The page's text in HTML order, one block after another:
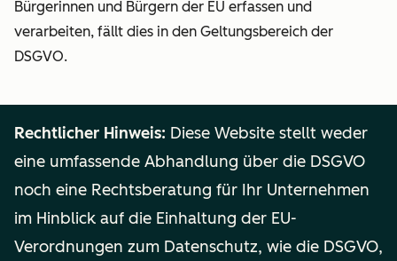
Bürgerinnen und Bürgern der EU erfassen und
verarbeiten, fällt dies in den Geltungsbereich der
DSGVO.
Rechtlicher Hinweis: Diese Website stellt weder
eine umfassende Abhandlung über die DSGVO
noch eine Rechtsberatung für Ihr Unternehmen
im Hinblick auf die Einhaltung der EU-
Verordnungen zum Datenschutz, wie die DSGVO,